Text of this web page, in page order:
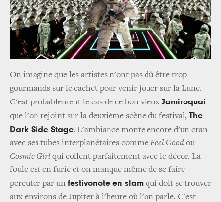
On imagine que les artistes n'ont pas dû être trop
gourmands sur le cachet pour venir jouer sur la Lune.
C'est probablement le cas de ce bon vieux Jamiroquai
que l'on rejoint sur la deuxième scène du festival, The
Dark Side Stage. L'ambiance monte encore d'un cran
avec ses tubes interplanétaires comme Feel Good ou
Cosmic Girl qui collent parfaitement avec le décor. La
foule est en furie et on manque même de se faire
percuter par un festivonote en slam qui doit se trouver
aux environs de Jupiter à l'heure où l'on parle. C'est